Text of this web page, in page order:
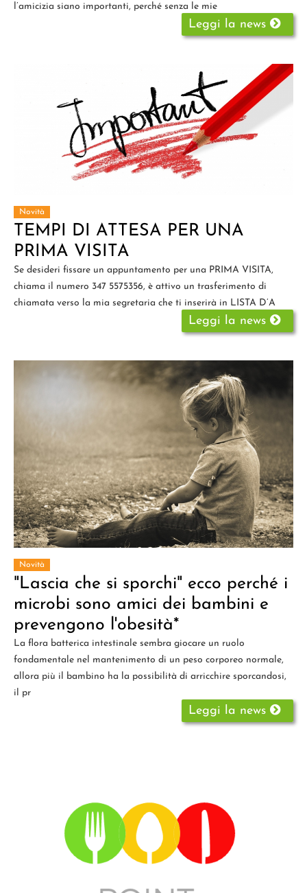
l’amicizia siano importanti, perché senza le mie
Leggi la news
Novità
TEMPI DI ATTESA PER UNA
PRIMA VISITA
Se desideri fissare un appuntamento per una PRIMA VISITA,
chiama il numero 347 5575356, è attivo un trasferimento di
chiamata verso la mia segretaria che ti inserirà in LISTA D’A
Leggi la news
Novità
"Lascia che si sporchi" ecco perché i
microbi sono amici dei bambini e
prevengono l'obesità*
La flora batterica intestinale sembra giocare un ruolo
fondamentale nel mantenimento di un peso corporeo normale,
allora più il bambino ha la possibilità di arricchire sporcandosi,
il pr
Leggi la news